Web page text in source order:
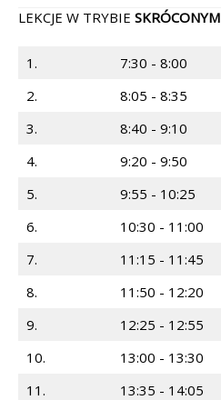
LEKCJE W TRYBIE SKRÓCONYM
1.
7:30 - 8:00
2.
8:05 - 8:35
3.
8:40 - 9:10
4.
9:20 - 9:50
5.
9:55 - 10:25
6.
10:30 - 11:00
7.
11:15 - 11:45
8.
11:50 - 12:20
9.
12:25 - 12:55
10.
13:00 - 13:30
11.
13:35 - 14:05